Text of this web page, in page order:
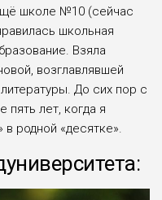
школе №10 (сейчас
школьная
Взяла
возглавлявшей
До сих пор с
лет, когда я
в родной «десятке».